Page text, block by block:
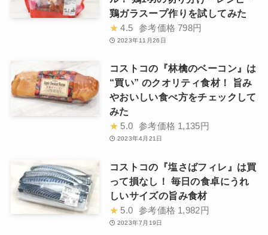
鶏ガラスープ作りを試してみた
★ 4.5 参考価格 798円
2023年11月26日
コストコの『林檎のベーコン』は
“買い” のクオリティ食材！ 旨み
やおいしい食べ方をチェックして
みた
★ 5.0 参考価格 1,135円
2023年4月21日
コストコの『塩さばフィレ』は買
って損なし！ 毎日の食卓にうれ
しいサイズの旨み食材
★ 5.0 参考価格 1,982円
2023年7月19日